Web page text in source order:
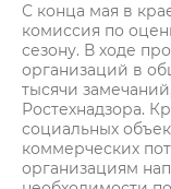
С конца мая в
комиссия по
сезону. В ходе
организаций в
тысячи
Ростехнадзора.
социальных
коммерческих
организациям